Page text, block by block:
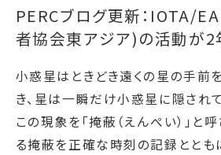
PERCブログ更新：IOTA/
者協会東アジア)の活動が2
小惑星はときどき遠くの星の手前
き、星は一瞬だけ小惑星に隠され
この現象を「掩蔽（えんぺい）」と
る掩蔽を正確な時刻の記録とと